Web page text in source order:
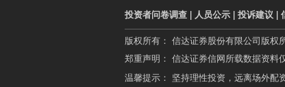
投资者问卷调查 人员公示 投诉建议
版权所有： 信达证券股份有限公司版权
郑重声明： 信达证券信网所载数据资料
温馨提示： 坚持理性投资，远离场外配